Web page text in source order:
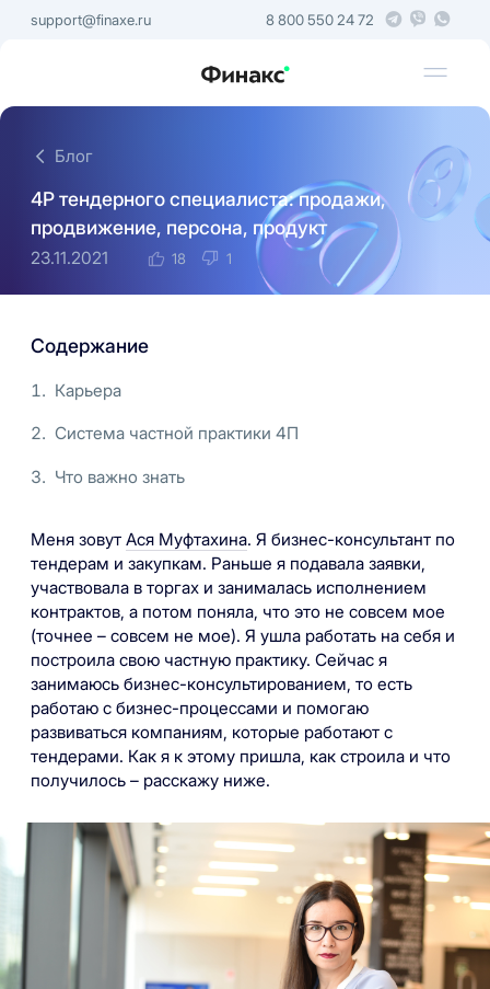
8 800 550 24 72
support@finaxe.ru
Блог
4P тендерного специалиста: продажи,
продвижение, персона, продукт
23.11.2021 18 1
Содержание
Карьера
Система частной практики 4П
Что важно знать
Меня зовут Ася Муфтахина. Я бизнес-консультант по
тендерам и закупкам. Раньше я подавала заявки,
участвовала в торгах и занималась исполнением
контрактов, а потом поняла, что это не совсем мое
(точнее – совсем не мое). Я ушла работать на себя и
построила свою частную практику. Сейчас я
занимаюсь бизнес-консультированием, то есть
работаю с бизнес-процессами и помогаю
развиваться компаниям, которые работают с
тендерами. Как я к этому пришла, как строила и что
получилось – расскажу ниже.